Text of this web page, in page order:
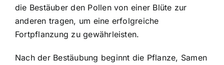
die Bestäuber den Pollen von einer Blüte zur
anderen tragen, um eine erfolgreiche
Fortpflanzung zu gewährleisten.
Nach der Bestäubung beginnt die Pflanze, Samen